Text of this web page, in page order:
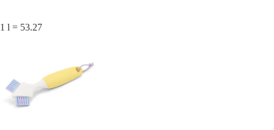
1 l = 53.27